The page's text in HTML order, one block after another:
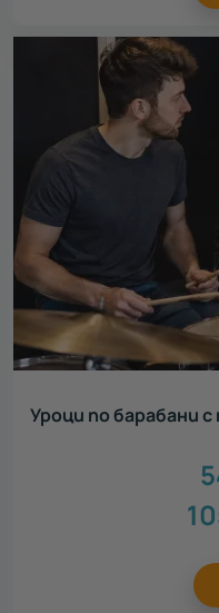
Уроци по барабани